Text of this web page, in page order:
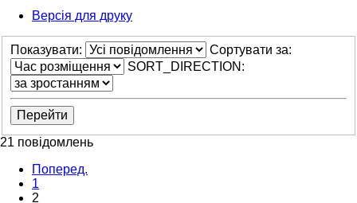
Версія для друку
Показувати:
Сортувати за:
SORT_DIRECTION:
21 повідомлень
Поперед.
1
2